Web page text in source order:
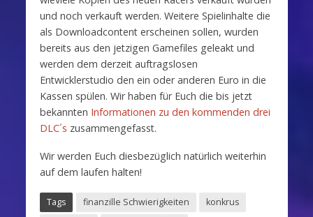
und noch verkauft werden. Weitere Spielinhalte die
als Downloadcontent erscheinen sollen, wurden
bereits aus den jetzigen Gamefiles geleakt und
werden dem derzeit auftragslosen
Entwicklerstudio den ein oder anderen Euro in die
Kassen spülen. Wir haben für Euch die bis jetzt
bekannten Informationen zu den kommenden drei
DLC´s zusammengefasst.
Wir werden Euch diesbezüglich natürlich weiterhin
auf dem laufen halten!
Tags finanzille Schwierigkeiten
konkrus